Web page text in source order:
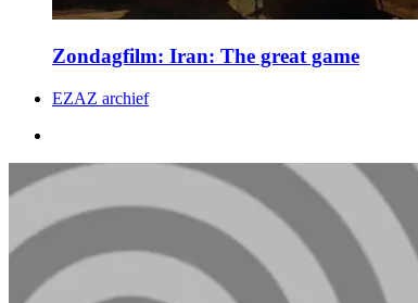
Zondagfilm: Iran: The great game
EZAZ archief